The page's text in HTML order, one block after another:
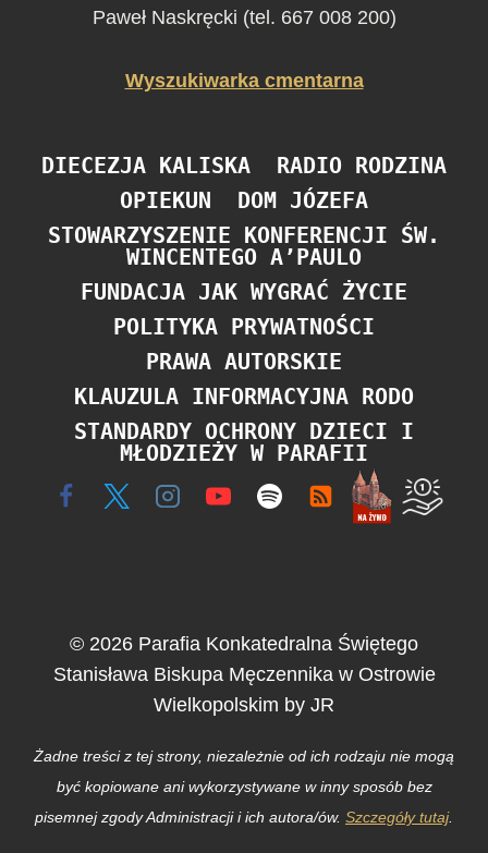
Paweł Naskręcki (tel. 667 008 200)
Wyszukiwarka cmentarna
DIECEZJA KALISKA
RADIO RODZINA
OPIEKUN
DOM JÓZEFA
STOWARZYSZENIE KONFERENCJI ŚW.
WINCENTEGO A’PAULO
FUNDACJA JAK WYGRAĆ ŻYCIE
POLITYKA PRYWATNOŚCI
PRAWA AUTORSKIE
KLAUZULA INFORMACYJNA RODO
STANDARDY OCHRONY DZIECI I
MŁODZIEŻY W PARAFII
© 2026 Parafia Konkatedralna Świętego
Stanisława Biskupa Męczennika w Ostrowie
Wielkopolskim by JR
Żadne treści z tej strony, niezależnie od ich rodzaju nie mogą
być kopiowane ani wykorzystywane w inny sposób bez
pisemnej zgody Administracji i ich autora/ów. Szczegóły tutaj.